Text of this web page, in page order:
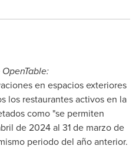
en espacios exteriores
los restaurantes activos en la
como "se permiten
de 2024 al 31 de marzo de
periodo del año anterior.